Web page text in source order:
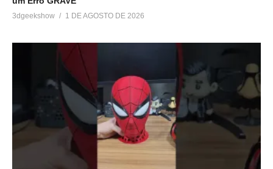
3dgeekshow 1 DE AGOSTO DE 2026